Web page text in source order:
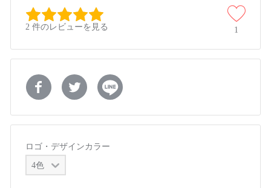
2 件のレビューを見る 1
ロゴ・デザインカラー